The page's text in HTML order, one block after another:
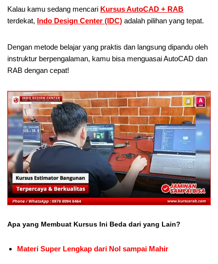
Kalau kamu sedang mencari Kursus AutoCAD + RAB
terdekat, Indo Design Center (IDC) adalah pilihan yang tepat.
Dengan metode belajar yang praktis dan langsung dipandu oleh
instruktur berpengalaman, kamu bisa menguasai AutoCAD dan
RAB dengan cepat!
Apa yang Membuat Kursus Ini Beda dari yang Lain?
Materi Super Lengkap dari Nol sampai Mahir